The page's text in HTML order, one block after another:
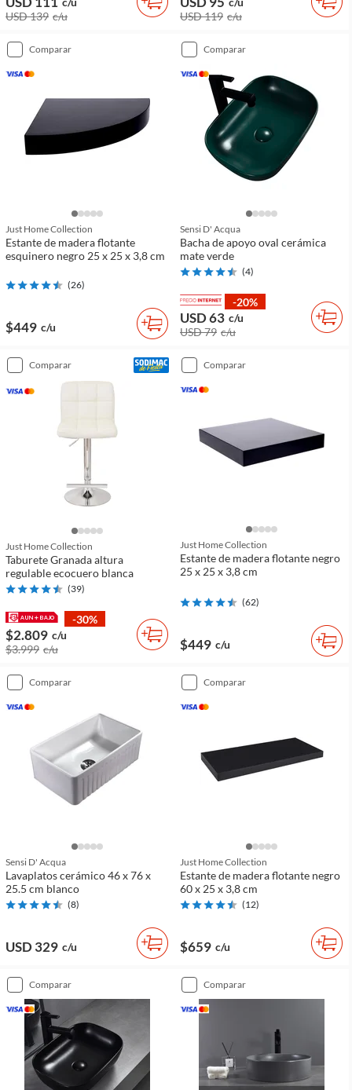
USD 139 c/u
USD 119 c/u
comparar
Just Home Collection
Estante de madera flotante
esquinero negro 25 x 25 x 3,8 cm
(26)
$449 c/u
comparar
Sensi D' Acqua
Bacha de apoyo oval cerámica
mate verde
(4)
-20%
USD 63 c/u
USD 79 c/u
comparar
Just Home Collection
Taburete Granada altura
regulable ecocuero blanca
(39)
-30%
$2.809 c/u
$3.999 c/u
comparar
Just Home Collection
Estante de madera flotante negro
25 x 25 x 3,8 cm
(62)
$449 c/u
comparar
Sensi D' Acqua
Lavaplatos cerámico 46 x 76 x
25.5 cm blanco
(8)
USD 329 c/u
comparar
Just Home Collection
Estante de madera flotante negro
60 x 25 x 3,8 cm
(12)
$659 c/u
comparar comparar